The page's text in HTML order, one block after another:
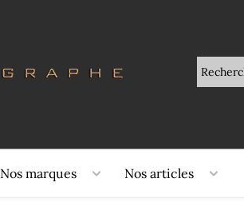
Nos marques Nos articles